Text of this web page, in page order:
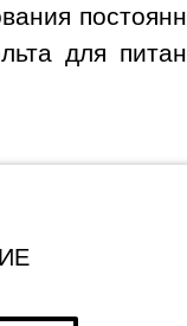
для